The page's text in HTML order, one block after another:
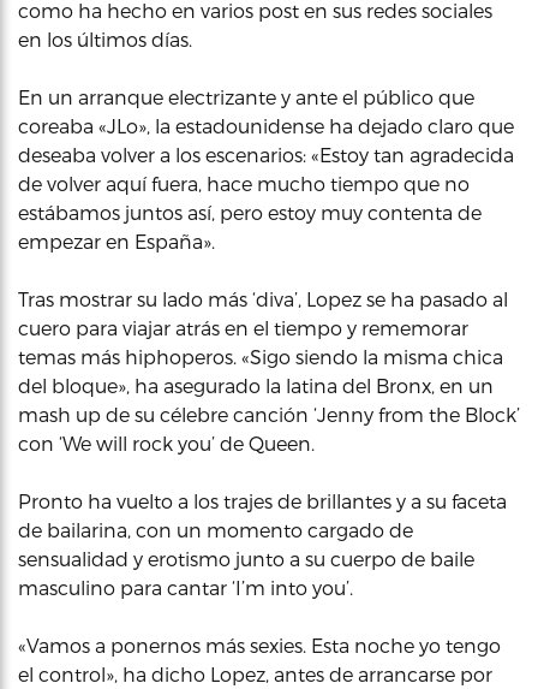
como ha hecho en varios post en sus redes sociales
en los últimos días.
En un arranque electrizante y ante el público que
coreaba «JLo», la estadounidense ha dejado claro que
deseaba volver a los escenarios: «Estoy tan agradecida
de volver aquí fuera, hace mucho tiempo que no
estábamos juntos así, pero estoy muy contenta de
empezar en España».
Tras mostrar su lado más ‘diva’, Lopez se ha pasado al
cuero para viajar atrás en el tiempo y rememorar
temas más hiphoperos. «Sigo siendo la misma chica
del bloque», ha asegurado la latina del Bronx, en un
mash up de su célebre canción ‘Jenny from the Block’
con ‘We will rock you’ de Queen.
Pronto ha vuelto a los trajes de brillantes y a su faceta
de bailarina, con un momento cargado de
sensualidad y erotismo junto a su cuerpo de baile
masculino para cantar ‘I’m into you’.
«Vamos a ponernos más sexies. Esta noche yo tengo
el control», ha dicho Lopez, antes de arrancarse por